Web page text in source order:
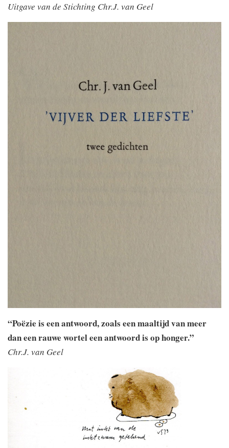
Uitgave van de Stichting Chr.J. van Geel
“Poëzie is een antwoord, zoals een maaltijd van meer
dan een rauwe wortel een antwoord is op honger.”
Chr.J. van Geel